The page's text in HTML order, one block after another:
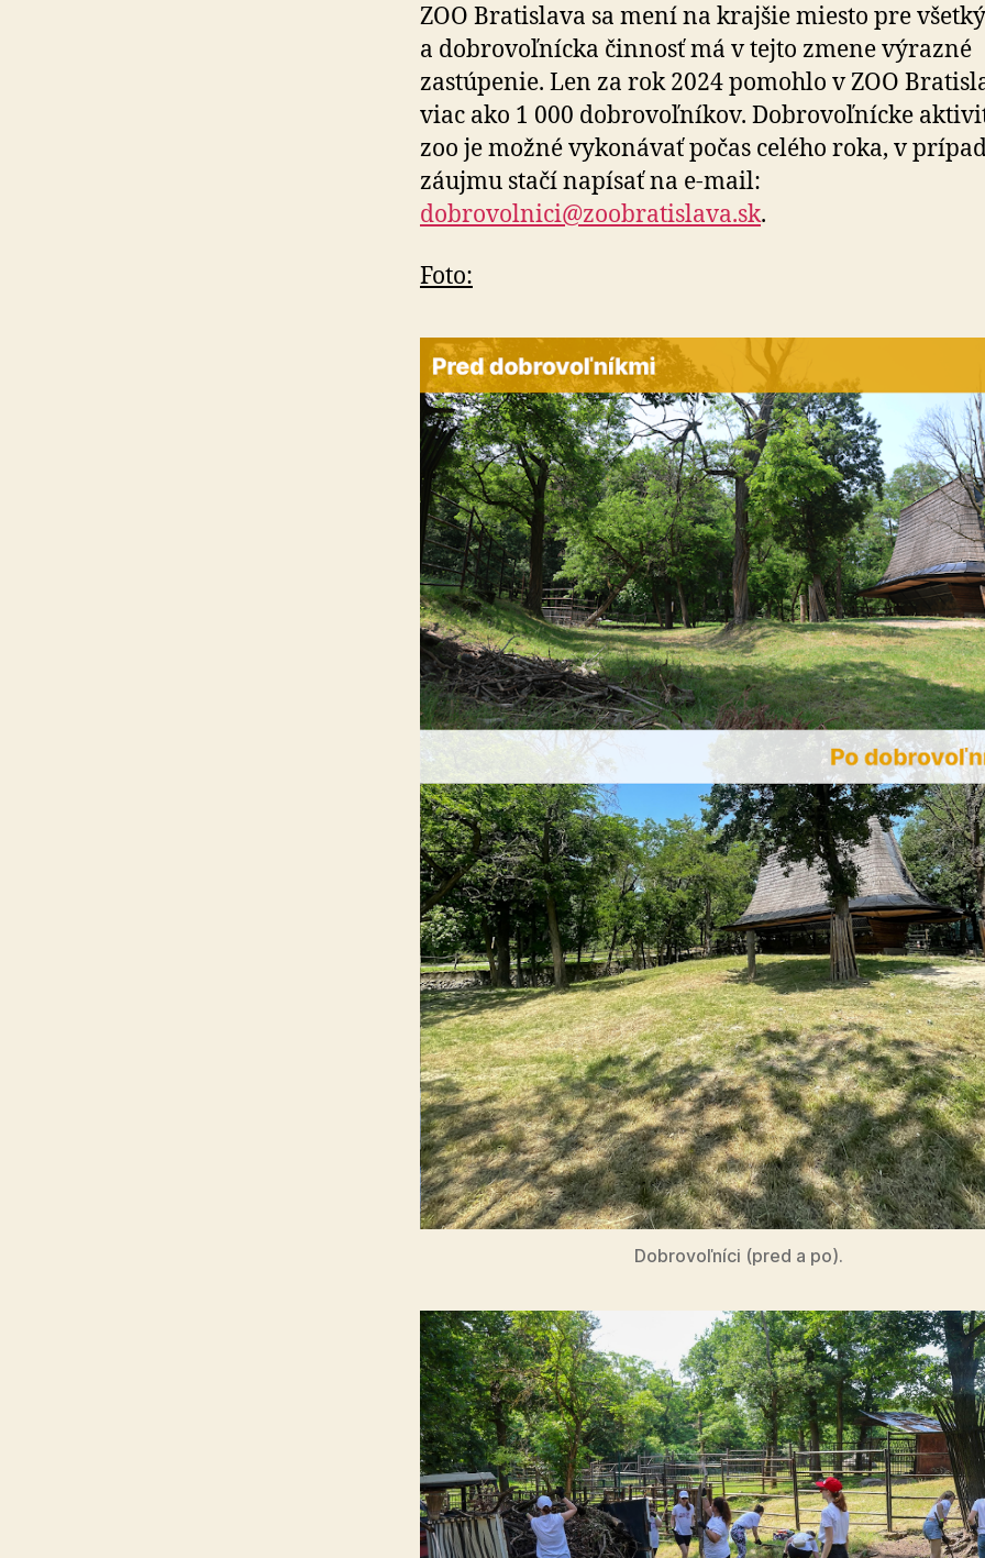
ZOO Bratislava sa mení na krajšie miesto pre
a dobrovoľnícka činnosť má v tejto zmene výrazné
zastúpenie. Len za rok 2024 pomohlo v ZOO
viac ako 1 000 dobrovoľníkov. Dobrovoľnícke
zoo je možné vykonávať počas celého roka, v
záujmu stačí napísať na e-mail:
dobrovolnici@zoobratislava.sk.
Foto:
Dobrovoľníci (pred a po).